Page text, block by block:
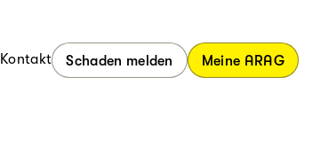
Kontakt Schaden melden Meine ARAG